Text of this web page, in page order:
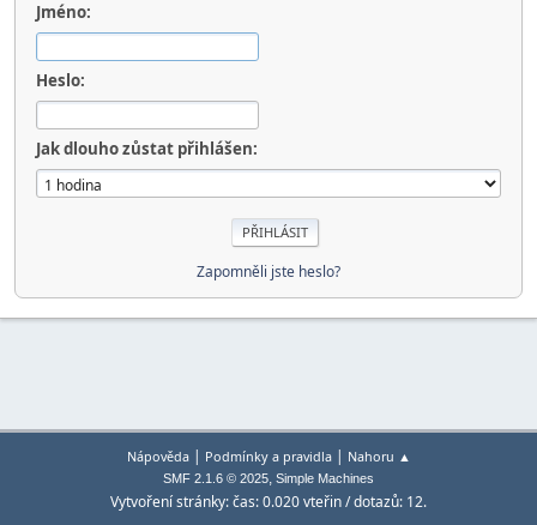
Jméno:
Heslo:
Jak dlouho zůstat přihlášen:
Zapomněli jste heslo?
Nápověda| Podmínky a pravidla| Nahoru ▲
SMF 2.1.6 © 2025, Simple Machines
Vytvoření stránky: čas: 0.020 vteřin / dotazů: 12.